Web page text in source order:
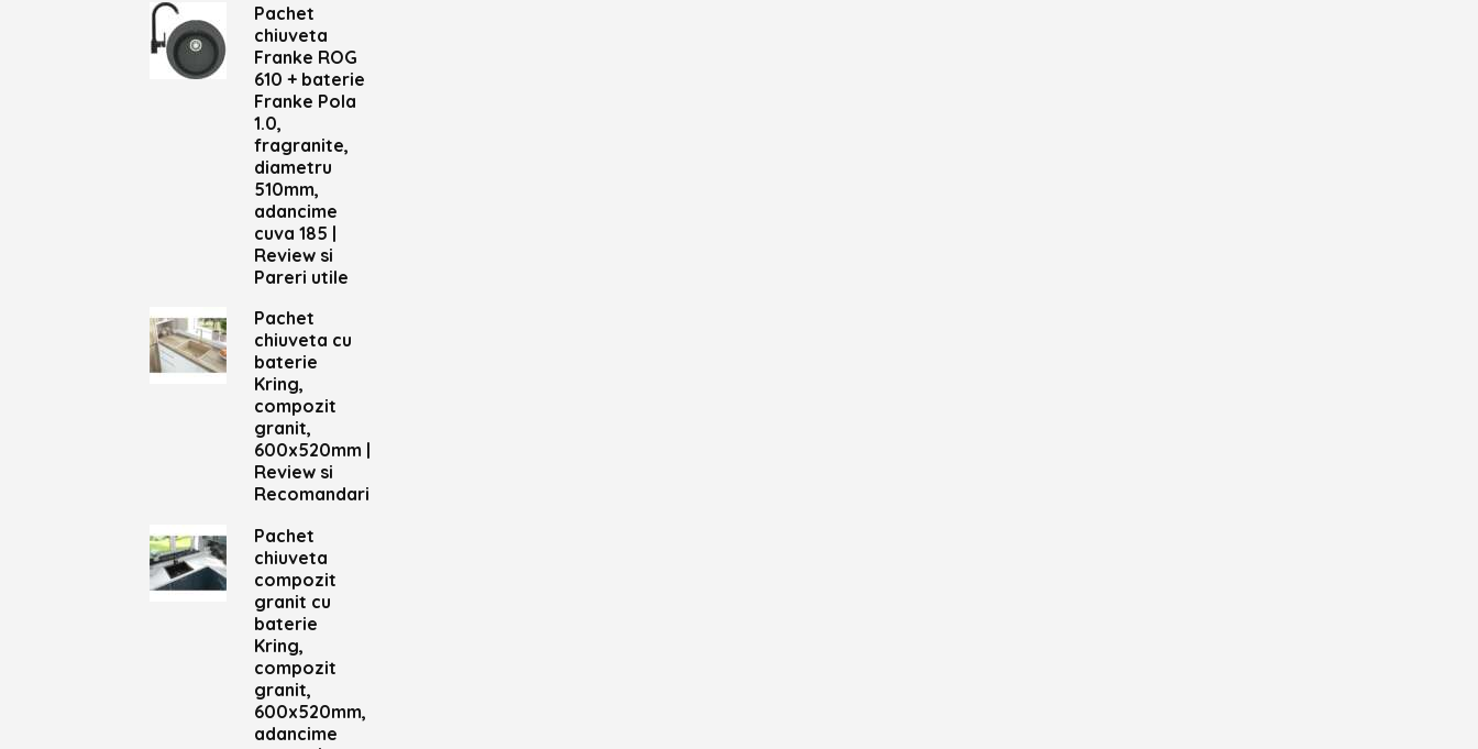
Pachet
chiuveta
Franke ROG
610 + baterie
Franke Pola
1.0,
fragranite,
diametru
510mm,
adancime
cuva 185 |
Review si
Pareri utile
Pachet
chiuveta cu
baterie
Kring,
compozit
granit,
600x520mm |
Review si
Recomandari
Pachet
chiuveta
compozit
granit cu
baterie
Kring,
compozit
granit,
600x520mm,
adancime